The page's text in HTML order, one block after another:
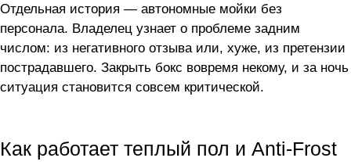
Отдельная история — автономные мойки без
персонала. Владелец узнает о проблеме задним
числом: из негативного отзыва или, хуже, из претензии
пострадавшего. Закрыть бокс вовремя некому, и за ночь
ситуация становится совсем критической.
Как работает теплый пол и Anti-Frost